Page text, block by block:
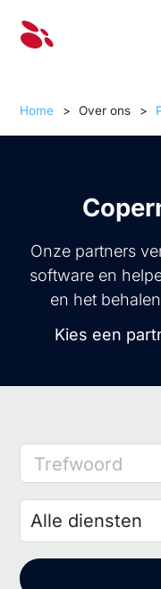
Home > Over ons >
Onze partners
software en
en het
Kies een
Trefwoord